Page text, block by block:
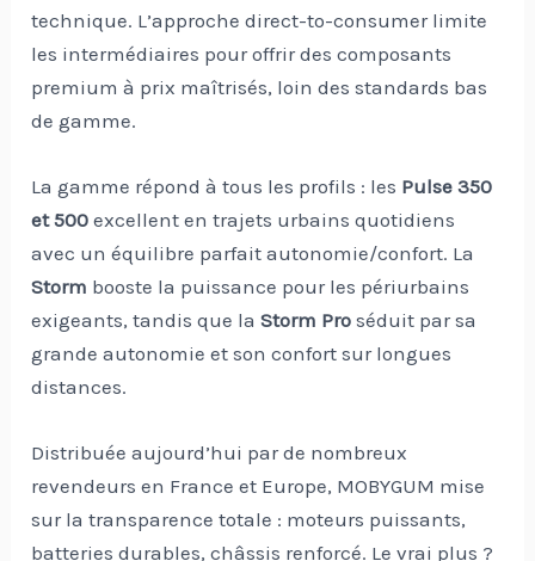
technique. L’approche direct-to-consumer limite
les intermédiaires pour offrir des composants
premium à prix maîtrisés, loin des standards bas
de gamme.
La gamme répond à tous les profils : les Pulse 350
et 500 excellent en trajets urbains quotidiens
avec un équilibre parfait autonomie/confort. La
Storm booste la puissance pour les périurbains
exigeants, tandis que laStorm Pro séduit par sa
grande autonomie et son confort sur longues
distances.
Distribuée aujourd’hui par de nombreux
revendeurs en France et Europe, MOBYGUM mise
sur la transparence totale : moteurs puissants,
batteries durables, châssis renforcé. Le vrai plus ?